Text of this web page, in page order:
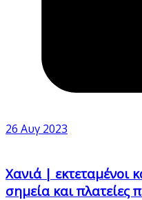
26 Αυγ 2023
Χανιά | εκτεταμένοι
σημεία και πλατείες